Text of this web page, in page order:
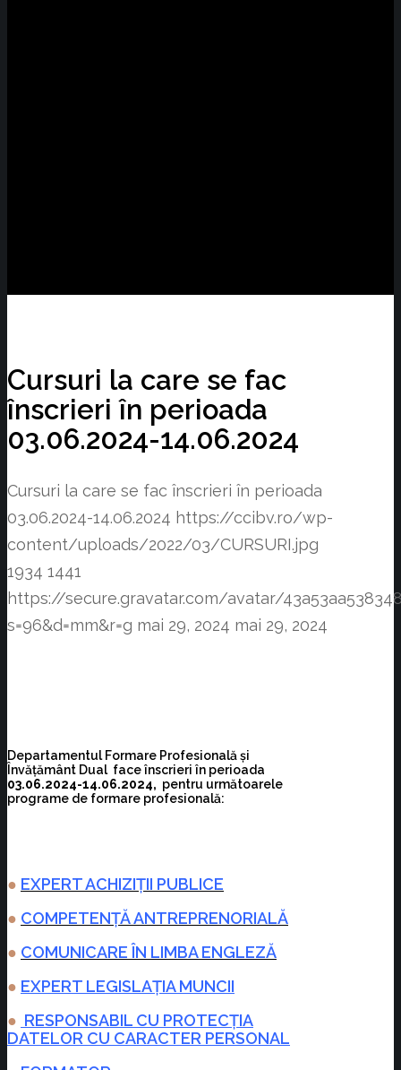
Cursuri la care se fac
înscrieri în perioada
03.06.2024-14.06.2024
Cursuri la care se fac înscrieri în perioada
03.06.2024-14.06.2024 https://ccibv.ro/wp-
content/uploads/2022/03/CURSURI.jpg
1934 1441
https://secure.gravatar.com/avatar/
s=96&d=mm&r=g mai 29, 2024 mai 29, 2024
Departamentul Formare Profesională și
Învățământ Dual face înscrieri în perioada
03.06.2024-14.06.2024, pentru următoarele
programe de formare profesională:
● EXPERT ACHIZIȚII PUBLICE
● COMPETENȚĂ ANTREPRENORIALĂ
● COMUNICARE ÎN LIMBA ENGLEZĂ
● EXPERT LEGISLAȚIA MUNCII
● RESPONSABIL CU PROTECȚIA
DATELOR CU CARACTER PERSONAL